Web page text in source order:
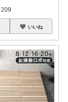
209
いいね